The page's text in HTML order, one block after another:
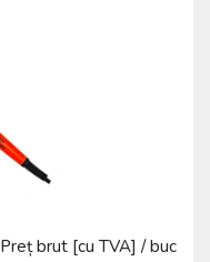
Preț brut [cu TVA] / buc